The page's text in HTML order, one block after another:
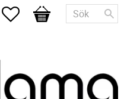
Favoriter
Kundvagn